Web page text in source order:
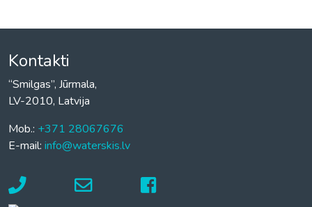
Kontakti
“Smilgas”, Jūrmala,
LV-2010, Latvija
Mob.: +371 28067676
E-mail: info@waterskis.lv